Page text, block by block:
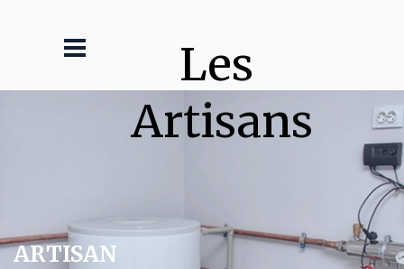
Les
Artisans
ARTISAN